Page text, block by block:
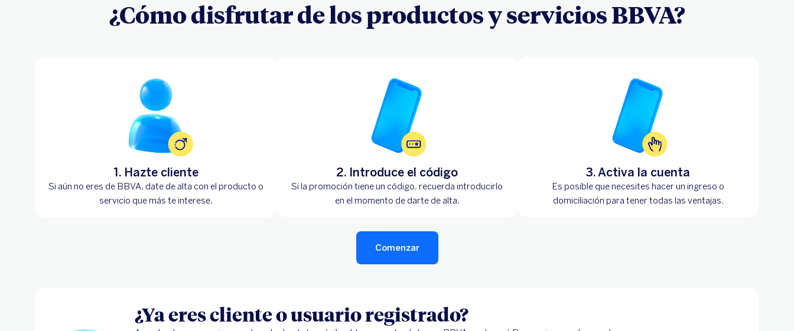
¿Cómo disfrutar de los productos y servicios BBVA?
1. Hazte cliente
Si aún no eres de BBVA, date de alta con el producto o
servicio que más te interese.
2. Introduce el código
Si la promoción tiene un código, recuerda introducirlo
en el momento de darte de alta.
3. Activa la cuenta
Es posible que necesites hacer un ingreso o
domiciliación para tener todas las ventajas.
Comenzar
¿Ya eres cliente o usuario registrado?